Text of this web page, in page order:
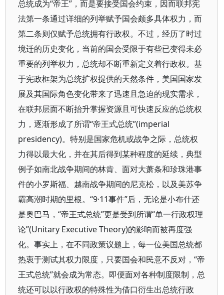
总统成为“帝王”，而是要接受国会约束，因而联邦宪
法第一条通过详细的列举赋予国会颇多具体权力，而
第二条则仅赋予总统拥有行政权。不过，经历了时过
境迁的历史变化，当前的国会受限于有些已变得未必
重要的列举权力，总统却不断重新定义着行政权。基
于宪政框架为总统扩权提供的天然条件，美国国家发
展及其国际角色变化带来了迅速且急迫的现实需求，
在联邦层面不断抬升掌握资源且可快速反应的总统权
力，逐渐形成了所谓“帝王式总统”(imperial
presidency)。特别是国家危机或战争之际，总统权
力得以最大化，并在其后得到某种程度的延续，典型
例子如南北战争期间的林肯、面对大萧条和珍珠港事
件的小罗斯福、越南战争期间的尼克松，以及美苏争
霸高潮时期的里根。“9·11事件”后，无论是小布什还
是奥巴马，“帝王式总统”更是受到所谓“单一行政权理
论”(Unitary Executive Theory)的影响而被再度强
化。事实上，在不同政策议题上，每一位美国总统都
热衷于测试其权力限度，只要国会和民意不反对，“帝
王式总统”就会成为常态。即便面对各种制度限制，总
统还可以以行政权的特殊性为借口衍生出总统行政